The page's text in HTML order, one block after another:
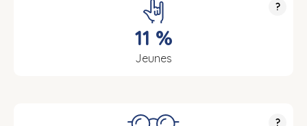
?
11 %
Jeunes
?